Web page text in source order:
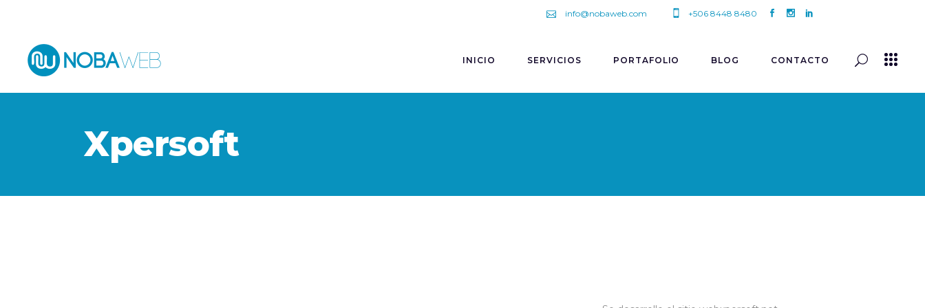
info@nobaweb.com +506 8448 8480
INICIO SERVICIOS PORTAFOLIO BLOG CONTACTO
Xpersoft